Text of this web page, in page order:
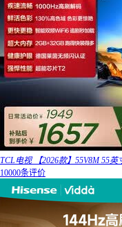
TCL电视 【2026款】55V8M 55
10000条评价